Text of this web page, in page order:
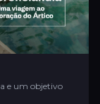
e um objetivo